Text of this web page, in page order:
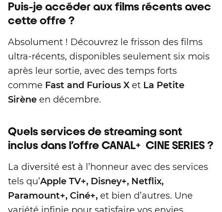
Puis-je accéder aux films récents avec
cette offre ?
Absolument ! Découvrez le frisson des films
ultra-récents, disponibles seulement six mois
après leur sortie, avec des temps forts
comme Fast and Furious X et La Petite
Sirène en décembre.
Quels services de streaming sont
inclus dans l’offre CANAL+ CINE SERIES ?
La diversité est à l’honneur avec des services
tels qu’Apple TV+, Disney+, Netflix,
Paramount+, Ciné+, et bien d’autres. Une